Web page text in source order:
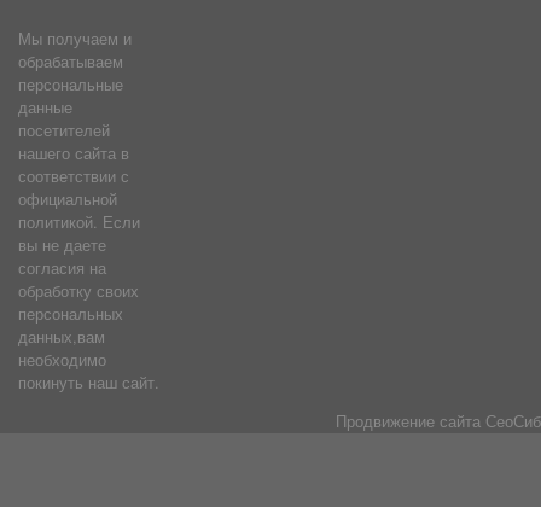
Мы получаем и
обрабатываем
персональные
данные
посетителей
нашего сайта в
соответствии с
официальной
политикой. Если
вы не даете
согласия на
обработку своих
персональных
данных,вам
необходимо
покинуть наш сайт.
Продвижение сайта СеоСиб